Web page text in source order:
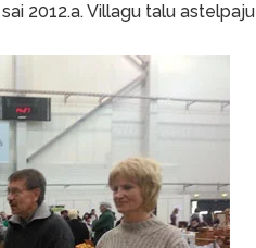
2012.a. Villagu talu astelpaju